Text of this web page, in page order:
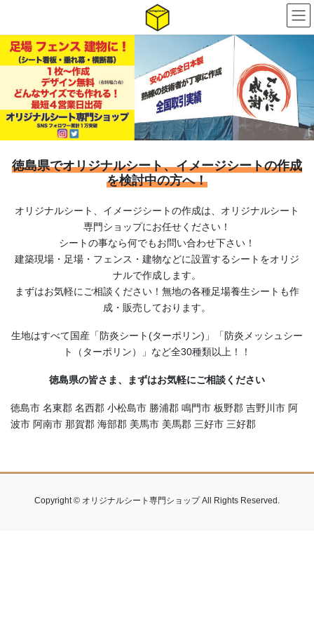
テ
ン
ツ
キ
ッ
プ
ゲ
ー
シ
に
移
動
徳島県でオリジナルシート、イメージシートの作成
を検討中の方へ！
オリジナルシート、イメージシートの作成は、オリジナルシート
専門ショップにお任せください！
シートの事なら何でもお問い合わせ下さい！
建築現場・足場・フェンス・建物などに設置するシートをオリジ
ナルで作成します。
まずはお気軽にご相談ください！無地の各種足場養生シートも作
成・販売しております。
生地はすべて国産「防炎シート(ターポリン)」「防炎メッシュシー
ト（ターポリン）」など全30種類以上！！
徳島県の皆さま、まずはお気軽にご相談ください
徳島市 名東郡 名西郡 小松島市 勝浦郡 鳴門市 板野郡 吉野川市 阿
波市 阿南市 那賀郡 海部郡 美馬市 美馬郡 三好市 三好郡
Copyright © オリジナルシート専門ショップ All Rights Reserved.